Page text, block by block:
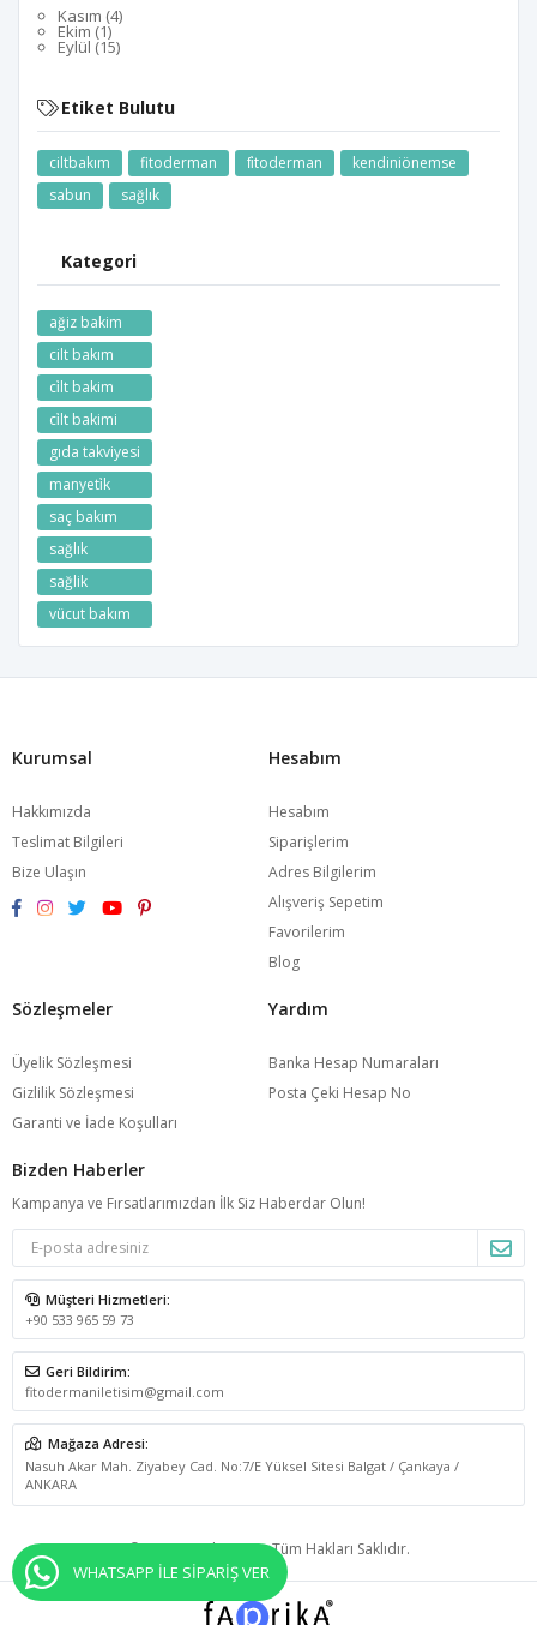
Kasım (4)
Ekim (1)
Eylül (15)
Etiket Bulutu
ciltbakım fitoderman fi̇toderman
kendiniönemse
sabun
sağlık
Kategori
ağiz bakim
cilt bakım
ci̇lt bakim
ci̇lt bakimi
gıda takviyesi
manyeti̇k
saç bakım
sağlık
sağlik
vücut bakım
Kurumsal
Hakkımızda
Teslimat Bilgileri
Bize Ulaşın
Hesabım
Hesabım
Siparişlerim
Adres Bilgilerim
Alışveriş Sepetim
Favorilerim
Blog
Sözleşmeler
Üyelik Sözleşmesi
Gizlilik Sözleşmesi
Garanti ve İade Koşulları
Yardım
Banka Hesap Numaraları
Posta Çeki Hesap No
Bizden Haberler
Kampanya ve Fırsatlarımızdan İlk Siz Haberdar Olun!
Müşteri Hizmetleri:
+90 533 965 59 73
Geri Bildirim:
fitodermaniletisim@gmail.com
Mağaza Adresi:
Nasuh Akar Mah. Ziyabey Cad. No:7/E Yüksel Sitesi Balgat / Çankaya /
ANKARA
© 2026 Fitoderman - Tüm Hakları Saklıdır.
WHATSAPP İLE SİPARİŞ VER